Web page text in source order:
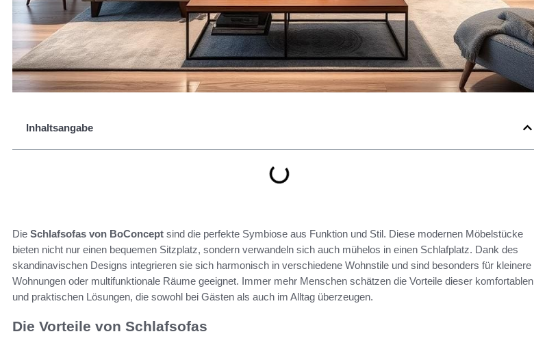
Inhaltsangabe
Die Schlafsofas von BoConcept sind die perfekte Symbiose aus Funktion und Stil. Diese modernen Möbelstücke
bieten nicht nur einen bequemen Sitzplatz, sondern verwandeln sich auch mühelos in einen Schlafplatz. Dank des
skandinavischen Designs integrieren sie sich harmonisch in verschiedene Wohnstile und sind besonders für kleinere
Wohnungen oder multifunktionale Räume geeignet. Immer mehr Menschen schätzen die Vorteile dieser komfortablen
und praktischen Lösungen, die sowohl bei Gästen als auch im Alltag überzeugen.
Die Vorteile von Schlafsofas